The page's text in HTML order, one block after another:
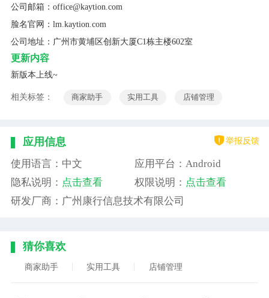
公司邮箱：office@kaytion.com
脸名官网：lm.kaytion.com
公司地址：广州市黄埔区创新大厦C1栋主楼602室
更新内容
新版本上线~
相关标签： 商家助手 实用工具 店铺管理
应用信息 举报反馈
使用语言：中文
应用平台：Android
隐私说明： 点击查看 权限说明： 点击查看
研发厂商：广州康行信息技术有限公司
猜你喜欢
商家助手 实用工具 店铺管理